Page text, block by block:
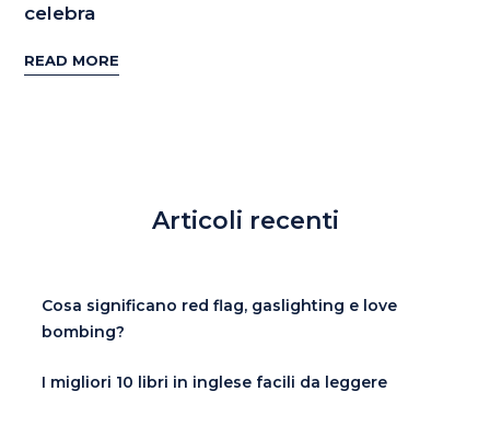
celebra
READ MORE
Articoli recenti
Cosa significano red flag, gaslighting e love
bombing?
I migliori 10 libri in inglese facili da leggere